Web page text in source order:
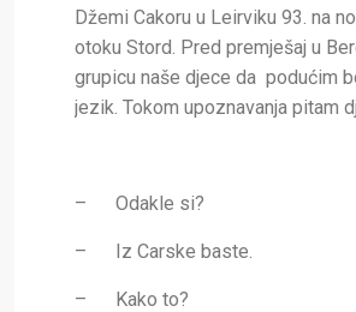
Džemi Cakoru u Leirviku 93. na
otoku Stord. Pred premješaj u
grupicu naše djece da podućim
jezik. Tokom upoznavanja pitam
– Odakle si?
– Iz Carske baste.
– Kako to?